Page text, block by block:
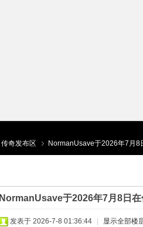
传奇发布区
›
NormanUsave于2026年7月8
NormanUsave于2026年7月8日
发表于 2026-7-8 01:36:44 显示全部楼